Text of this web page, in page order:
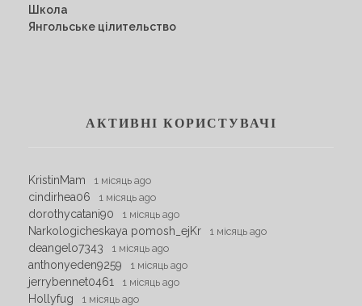
Школа
Янгольське цілительство
АКТИВНІ КОРИСТУВАЧІ
KristinMam 1 місяць ago
cindirhea06 1 місяць ago
dorothycatani90 1 місяць ago
Narkologicheskaya pomosh_ejKr 1 місяць ago
deangelo7343 1 місяць ago
anthonyeden9259 1 місяць ago
jerrybennet0461 1 місяць ago
Hollyfug 1 місяць ago